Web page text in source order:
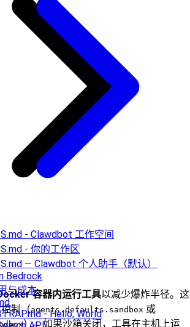
- Clawdbot 工作空间
- 你的工作区
— Clawdbot 个人助手（默认）
Bedrock
与成本
- Hello, World
容器内运行工具以减少爆炸半径。这
制（agents.defaults.sandbox 或
）。如果沙箱关闭，工具在主机上运